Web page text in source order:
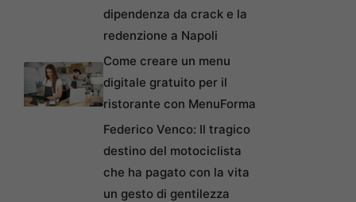
dipendenza da crack e la
redenzione a Napoli
Come creare un menu
digitale gratuito per il
ristorante con MenuForma
Federico Venco: Il tragico
destino del motociclista
che ha pagato con la vita
un gesto di gentilezza